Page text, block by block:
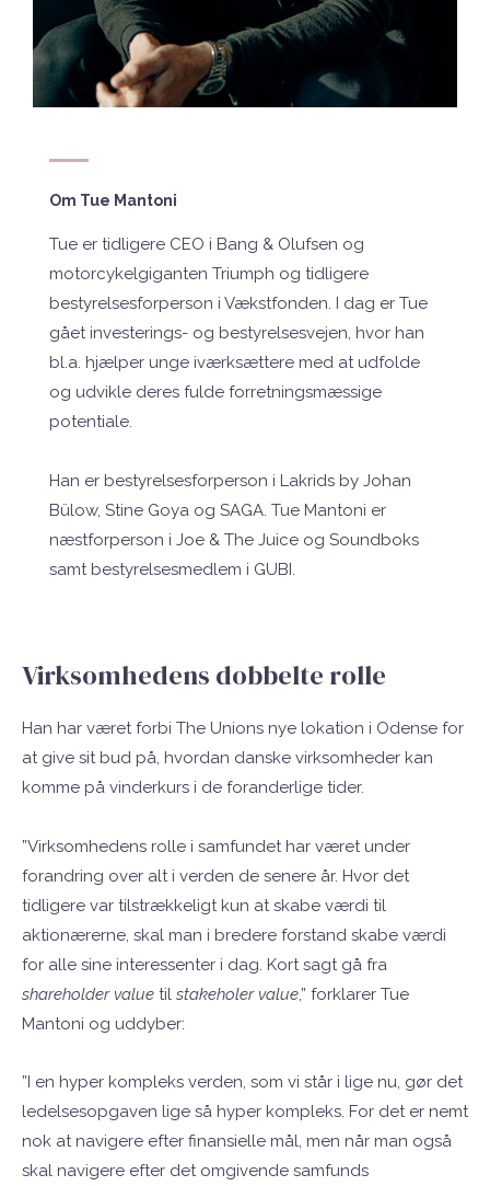
Om Tue Mantoni
Tue er tidligere CEO i Bang & Olufsen og
motorcykelgiganten Triumph og tidligere
bestyrelsesforperson i Vækstfonden. I
dag er Tue
gået investerings- og bestyrelsesvejen, hvor han
bl.a. hjælper unge iværksættere med at udfolde
og udvikle deres fulde forretningsmæssige
potentiale.
Han er bestyrelsesforperson i Lakrids by Johan
Bülow, Stine Goya og SAGA. Tue Mantoni er
næstforperson i Joe & The Juice og Soundboks
samt bestyrelsesmedlem i GUBI.
Virksomhedens dobbelte rolle
Han har været forbi The Unions nye lokation i Odense for
at give sit bud på, hvordan danske virksomheder kan
komme på vinderkurs i de foranderlige tider.
”Virksomhedens rolle i samfundet har været under
forandring over alt i verden de senere år. Hvor det
tidligere var tilstrækkeligt kun at skabe værdi til
aktionærerne, skal man i bredere forstand skabe værdi
for alle sine interessenter i dag. Kort sagt gå fra
shareholder value til stakeholer value,” forklarer Tue
Mantoni og uddyber:
”I en hyper kompleks verden, som vi står i lige nu, gør det
ledelsesopgaven lige så hyper kompleks. For det er nemt
nok at navigere efter finansielle mål, men når man også
skal navigere efter det omgivende samfunds